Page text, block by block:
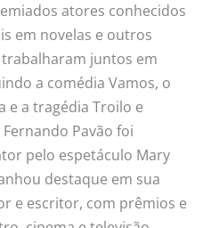
atores conhecidos
em novelas e outros
juntos em
a comédia Vamos, o
e a tragédia Troilo e
Pavão foi
pelo espetáculo Mary
destaque em sua
e escritor, com prêmios e